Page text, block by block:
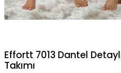
Effortt 7013 Dantel
Takımı